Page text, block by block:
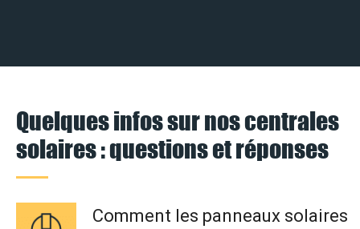
Quelques infos sur nos centrales
solaires : questions et réponses
Comment les panneaux solaires